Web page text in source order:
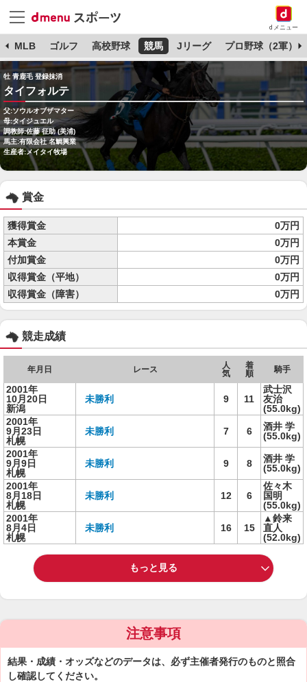
dメニュー
MLB ゴルフ 高校野球 競馬 Jリーグ プロ野球（2軍）
牡 青鹿毛 登録抹消
タイフォルテ
父:ソウルオブザマター
母:タイジュエル
調教師:佐藤 征助 (美浦)
馬主:有限会社 名鯛興業
生産者:メイタイ牧場
賞金
獲得賞金
0万円
本賞金
0万円
付加賞金
0万円
収得賞金（平地）
0万円
収得賞金（障害）
0万円
競走成績
年月日 レース
人
気
着
順
騎手
2001年
10月20日
新潟
未勝利 9 11
武士沢
友治
(55.0kg)
2001年
9月23日
札幌
未勝利 7 6
酒井 学
(55.0kg)
2001年
9月9日
札幌
未勝利 9 8
酒井 学
(55.0kg)
2001年
8月18日
札幌
未勝利 12 6
佐々木
国明
(55.0kg)
2001年
8月4日
札幌
未勝利 16 15
▲鈴来
直人
(52.0kg)
もっと見る
注意事項
結果・成績・オッズなどのデータは、必ず主催者発行のものと照合
し確認してください。